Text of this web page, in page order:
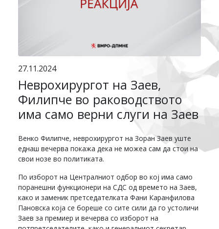
27.11.2024
Неврохирургот на Заев,
Филипче во раководството
има само верни слуги на Заев
Венко Филипче, неврохирургот на Зоран Заев уште
еднаш вечерва покажа дека не можеа сам да стои на
свои нозе во политиката.
По изборот на Централниот одбор во кој има само
поранешни функционери на СДС од времето на Заев,
како и заменик претседателката Фани Каранфилова
Пановска која се бореше со сите сили да го устоличи
Заев за премиер и вечерва со изборот на